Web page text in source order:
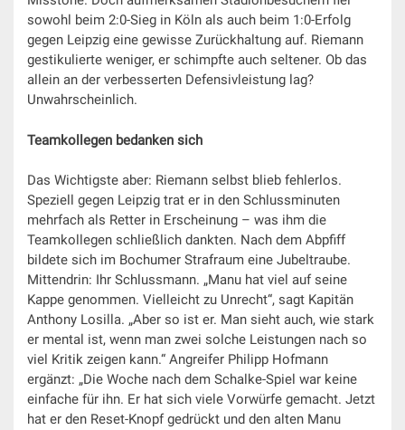
sowohl beim 2:0-Sieg in Köln als auch beim 1:0-Erfolg
gegen Leipzig eine gewisse Zurückhaltung auf. Riemann
gestikulierte weniger, er schimpfte auch seltener. Ob das
allein an der verbesserten Defensivleistung lag?
Unwahrscheinlich.
Teamkollegen bedanken sich
Das Wichtigste aber: Riemann selbst blieb fehlerlos.
Speziell gegen Leipzig trat er in den Schlussminuten
mehrfach als Retter in Erscheinung – was ihm die
Teamkollegen schließlich dankten. Nach dem Abpfiff
bildete sich im Bochumer Strafraum eine Jubeltraube.
Mittendrin: Ihr Schlussmann. „Manu hat viel auf seine
Kappe genommen. Vielleicht zu Unrecht“, sagt Kapitän
Anthony Losilla. „Aber so ist er. Man sieht auch, wie stark
er mental ist, wenn man zwei solche Leistungen nach so
viel Kritik zeigen kann.“ Angreifer Philipp Hofmann
ergänzt: „Die Woche nach dem Schalke-Spiel war keine
einfache für ihn. Er hat sich viele Vorwürfe gemacht. Jetzt
hat er den Reset-Knopf gedrückt und den alten Manu